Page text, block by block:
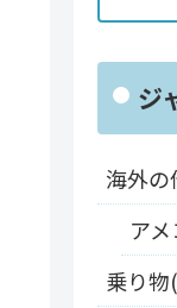
ジ
海外の
ア
乗り物